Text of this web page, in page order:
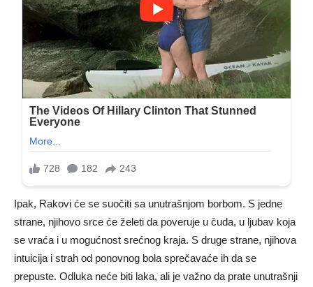
Ipak, Rakovi će se suočiti sa unutrašnjom borbom. S jedne
strane, njihovo srce će želeti da poveruje u čuda, u ljubav koja
se vraća i u mogućnost srećnog kraja. S druge strane, njihova
intuicija i strah od ponovnog bola sprečavaće ih da se
prepuste. Odluka neće biti laka, ali je važno da prate unutrašnji